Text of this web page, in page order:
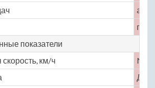
показатели
км/ч
No
ДТ